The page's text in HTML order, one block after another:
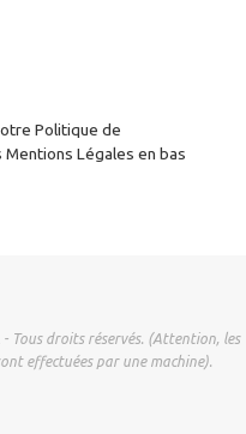
Politique de
Légales en bas
Tous droits réservés. (Attention, les
effectuées par une machine).